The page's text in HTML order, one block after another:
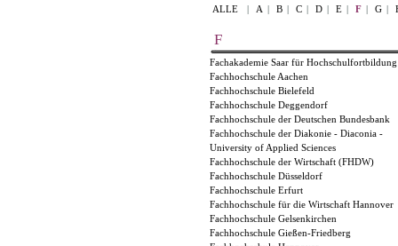
ALLE | A | B | C | D | E | F | G |
F
Fachakademie Saar für Hochschulfortbildung
Fachhochschule Aachen
Fachhochschule Bielefeld
Fachhochschule Deggendorf
Fachhochschule der Deutschen Bundesbank
Fachhochschule der Diakonie - Diaconia -
University of Applied Sciences
Fachhochschule der Wirtschaft (FHDW)
Fachhochschule Düsseldorf
Fachhochschule Erfurt
Fachhochschule für die Wirtschaft Hannover
Fachhochschule Gelsenkirchen
Fachhochschule Gießen-Friedberg